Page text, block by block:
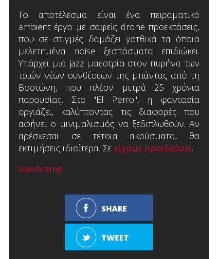
Το αποτέλεσμα είναι ένα πειραματικό
ambient έργο με σαφείς drone προεκτάσεις,
που σε στιγμές δαμάζει γοτθικά τα όποια
μελετημένα noise ξεσπάσματα επιδιώκει.
Υπάρχει μια jazz μαεστρία στον πυρήνα των
τριών νέων συνθέσεων της μπάντας από τη
Βοστώνη, που πλέον μετρά 25 χρόνια
παρουσίας. Στο "El Perro", η φαντασία
οργιάζει, καλύπτοντας τις διαφορές που
αφήνει ο μινιμαλισμός να ξεδιπλωθούν. Αν
αρέσκεσαι σε τέτοια ακούσματα, θα
εκτιμήσεις ιδιαίτερα. Σε είχαμε προϊδεάσει.
Bandcamp
SHARE
TWEET